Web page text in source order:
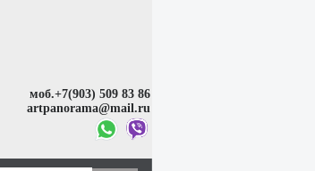
моб.+7(903) 509 83 86
artpanorama@mail.ru